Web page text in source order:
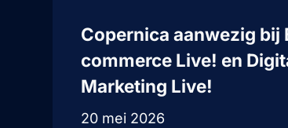
Copernica aanwezig bij
commerce Live! en
Marketing Live!
20 mei 2026